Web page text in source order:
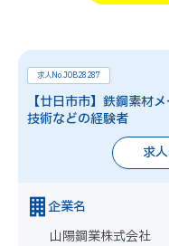
求人No.JOB28287
【廿日市市】鉄鋼素材
技術などの経験者
求
企業名
山陽鋼業株式会社